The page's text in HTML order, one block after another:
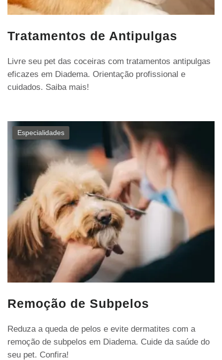
Tratamentos de Antipulgas
Livre seu pet das coceiras com tratamentos antipulgas
eficazes em Diadema. Orientação profissional e
cuidados. Saiba mais!
Especialidades
Remoção de Subpelos
Reduza a queda de pelos e evite dermatites com a
remoção de subpelos em Diadema. Cuide da saúde do
seu pet. Confira!